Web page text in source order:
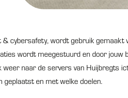
& cybersafety, wordt gebruik gemaakt
wordt meegestuurd en door
naar de servers van Huijbregts
en met welke doelen.